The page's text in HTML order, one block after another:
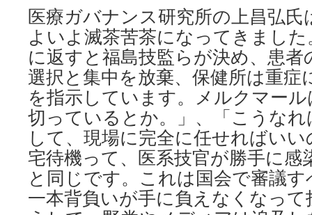
医療ガバナンス研究所の上昌弘
よいよ滅茶苦茶になってきまし
に返すと福島技監らが決め、患者
選択と集中を放棄、保健所は重症
を指示しています。メルクマー
切っているとか。」、「こうな
して、現場に完全に任せればい
宅待機って、医系技官が勝手に感
と同じです。これは国会で審議
一本背負いが手に負えなくなっ